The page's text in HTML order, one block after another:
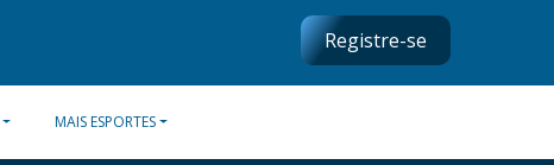
Registre-se
MAIS ESPORTES